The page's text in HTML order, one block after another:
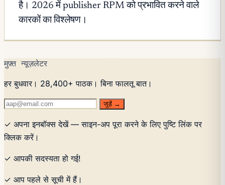
है। 2026 में publisher RPM को प्रभावित करने वाले
कारकों का विश्लेषण।
मुफ़्त न्यूज़लेटर
हर बुधवार। 28,400+ पाठक। बिना फालतू बात।
जुड़ें →
✓ अपना इनबॉक्स देखें — साइन-अप पूरा करने के लिए पुष्टि लिंक पर
क्लिक करें।
✓ आपकी सदस्यता हो गई!
✓ आप पहले से सूची में हैं।